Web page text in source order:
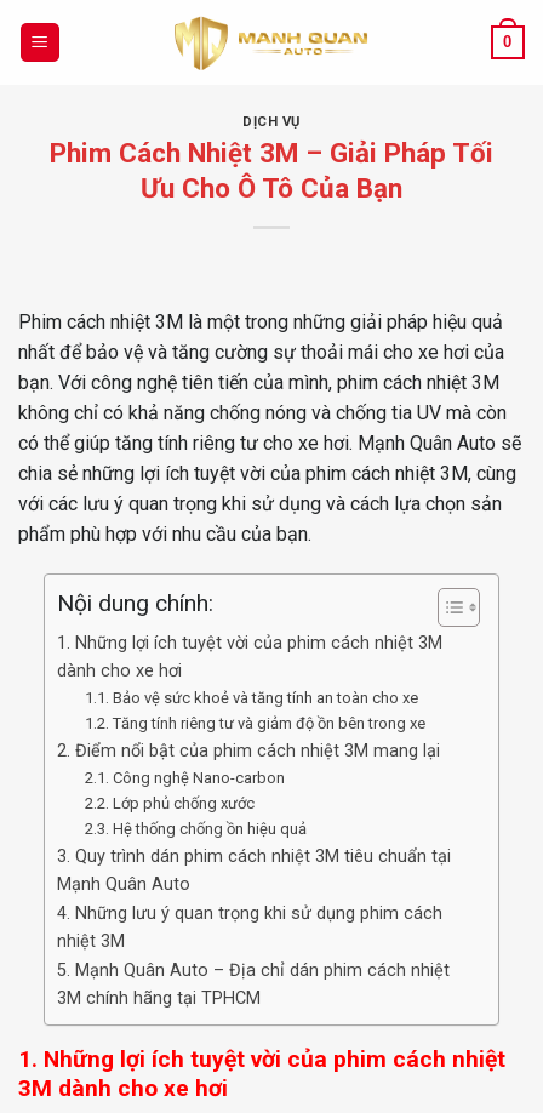
0
DỊCH VỤ
Phim Cách Nhiệt 3M – Giải Pháp Tối
Ưu Cho Ô Tô Của Bạn
Phim cách nhiệt 3M là một trong những giải pháp hiệu quả
nhất để bảo vệ và tăng cường sự thoải mái cho xe hơi của
bạn. Với công nghệ tiên tiến của mình, phim cách nhiệt 3M
không chỉ có khả năng chống nóng và chống tia UV mà còn
có thể giúp tăng tính riêng tư cho xe hơi. Mạnh Quân Auto sẽ
chia sẻ những lợi ích tuyệt vời của phim cách nhiệt 3M, cùng
với các lưu ý quan trọng khi sử dụng và cách lựa chọn sản
phẩm phù hợp với nhu cầu của bạn.
Nội dung chính:
1. Những lợi ích tuyệt vời của phim cách nhiệt 3M
dành cho xe hơi
1.1. Bảo vệ sức khoẻ và tăng tính an toàn cho xe
1.2. Tăng tính riêng tư và giảm độ ồn bên trong xe
2. Điểm nổi bật của phim cách nhiệt 3M mang lại
2.1. Công nghệ Nano-carbon
2.2. Lớp phủ chống xước
2.3. Hệ thống chống ồn hiệu quả
3. Quy trình dán phim cách nhiệt 3M tiêu chuẩn tại
Mạnh Quân Auto
4. Những lưu ý quan trọng khi sử dụng phim cách
nhiệt 3M
5. Mạnh Quân Auto – Địa chỉ dán phim cách nhiệt
3M chính hãng tại TPHCM
1. Những lợi ích tuyệt vời của phim cách nhiệt
3M dành cho xe hơi